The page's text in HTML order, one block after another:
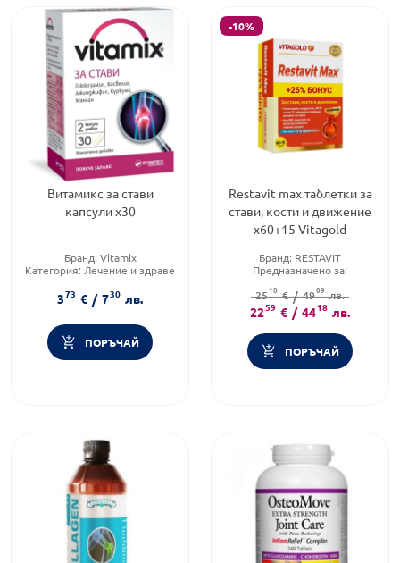
Витамикс за стави
капсули х30
Бранд: Vitamix
Категория: Лечение и здраве
373 € / 730 лв.
ПОРЪЧАЙ
-10%
Restavit max таблетки за
стави, кости и движение
х60+15 Vitagold
Бранд: RESTAVIT
Предназначено за:
Продуктова линия:MAX
2510 € / 4909 лв.
2259 € / 4418 лв.
ПОРЪЧАЙ